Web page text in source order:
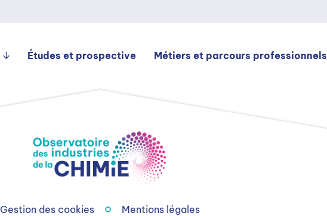
Études et prospective Métiers et parcours professionnels
Gestion des cookies Mentions légales